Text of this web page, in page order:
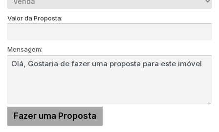
Valor da Proposta:
Mensagem: